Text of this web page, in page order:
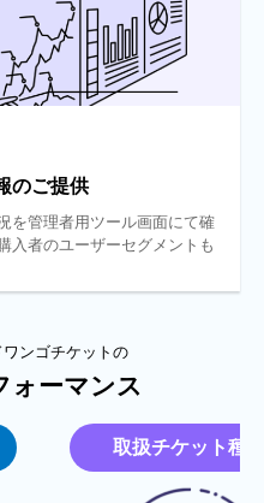
のご提供
を管理者用ツール画面にて確
入者のユーザーセグメントも
ンゴチケットの
ォーマンス
取扱チケット種